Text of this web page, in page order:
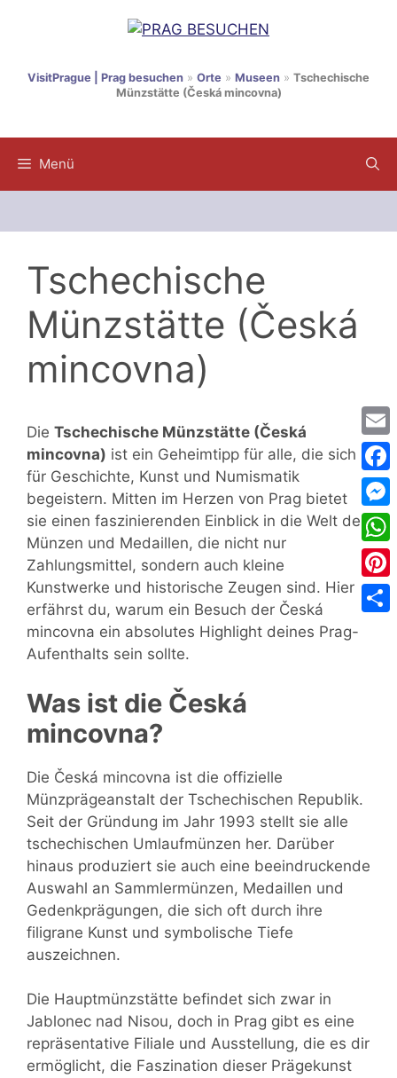
VisitPrague | Prag besuchen » Orte » Museen » Tschechische
Münzstätte (Česká mincovna)
Menü
Tschechische
Münzstätte (Česká
mincovna)
Die Tschechische Münzstätte (Česká
mincovna) ist ein Geheimtipp für alle, die sich
für Geschichte, Kunst und Numismatik
begeistern. Mitten im Herzen von Prag bietet
sie einen faszinierenden Einblick in die Welt der
Münzen und Medaillen, die nicht nur
Zahlungsmittel, sondern auch kleine
Kunstwerke und historische Zeugen sind. Hier
erfährst du, warum ein Besuch der Česká
mincovna ein absolutes Highlight deines Prag-
Aufenthalts sein sollte.
Was ist die Česká
mincovna?
Die Česká mincovna ist die offizielle
Münzprägeanstalt der Tschechischen Republik.
Seit der Gründung im Jahr 1993 stellt sie alle
tschechischen Umlaufmünzen her. Darüber
hinaus produziert sie auch eine beeindruckende
Auswahl an Sammlermünzen, Medaillen und
Gedenkprägungen, die sich oft durch ihre
filigrane Kunst und symbolische Tiefe
auszeichnen.
Die Hauptmünzstätte befindet sich zwar in
Jablonec nad Nisou, doch in Prag gibt es eine
repräsentative Filiale und Ausstellung, die es dir
ermöglicht, die Faszination dieser Prägekunst